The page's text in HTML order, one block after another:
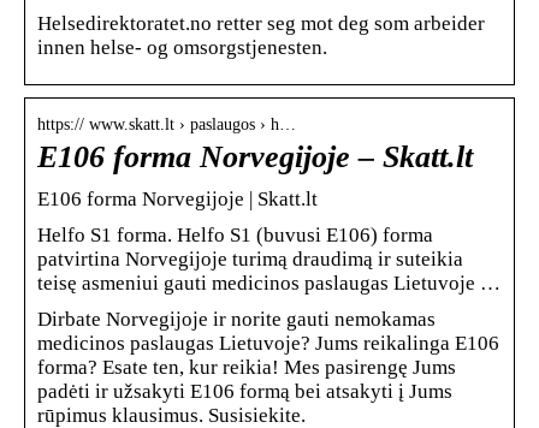
Helsedirektoratet.no retter seg mot deg som arbeider
innen helse- og omsorgstjenesten.
https:// www.skatt.lt › paslaugos › h…
E106 forma Norvegijoje – Skatt.lt
E106 forma Norvegijoje | Skatt.lt
Helfo S1 forma. Helfo S1 (buvusi E106) forma
patvirtina Norvegijoje turimą draudimą ir suteikia
teisę asmeniui gauti medicinos paslaugas Lietuvoje …
Dirbate Norvegijoje ir norite gauti nemokamas
medicinos paslaugas Lietuvoje? Jums reikalinga E106
forma? Esate ten, kur reikia! Mes pasirengę Jums
padėti ir užsakyti E106 formą bei atsakyti į Jums
rūpimus klausimus. Susisiekite.